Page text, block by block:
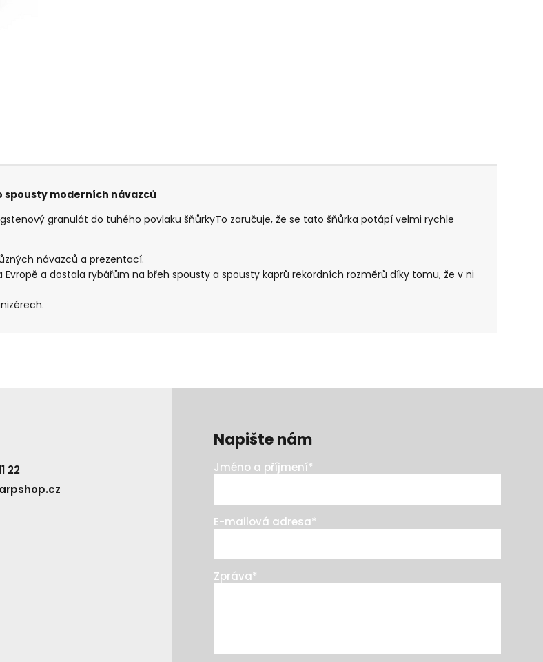
spousty moderních návazců
granulát do tuhého povlaku šňůrkyTo zaručuje, že se tato šňůrka potápí velmi rychle
návazců a prezentací.
a dostala rybářům na břeh spousty a spousty kaprů rekordních rozměrů díky tomu, že v ni
22
Napište nám
Jméno a příjmení*
E-mailová adresa*
Zpráva*